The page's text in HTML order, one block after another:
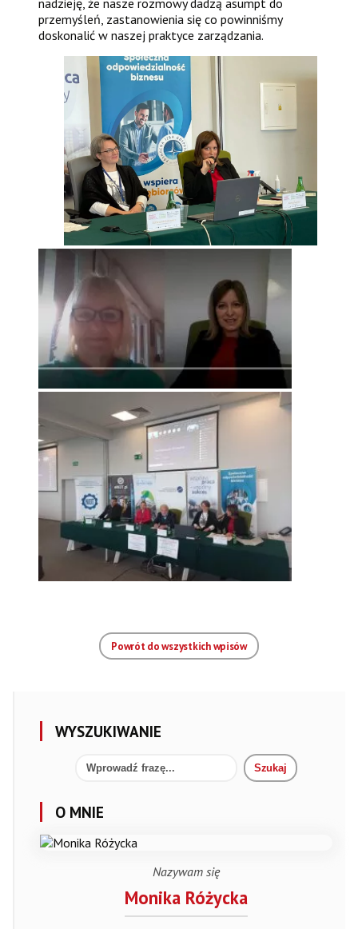
przemyśleń, zastanowienia się co powinniśmy
doskonalić w naszej praktyce zarządzania.
Powrót do wszystkich wpisów
WYSZUKIWANIE
O MNIE
Nazywam się
Monika Różycka